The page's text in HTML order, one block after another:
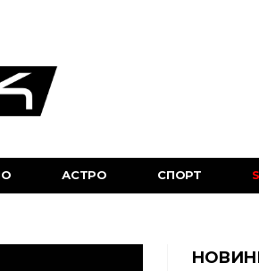
АСТРО СПОРТ